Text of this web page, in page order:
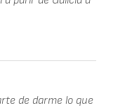
de darme lo que